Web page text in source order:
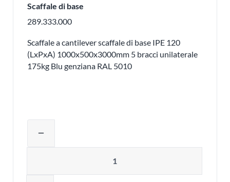
Scaffale di base
289.333.000
Scaffale a cantilever scaffale di base IPE 120
(LxPxA) 1000x500x3000mm 5 bracci unilaterale
175kg Blu genziana RAL 5010
remove